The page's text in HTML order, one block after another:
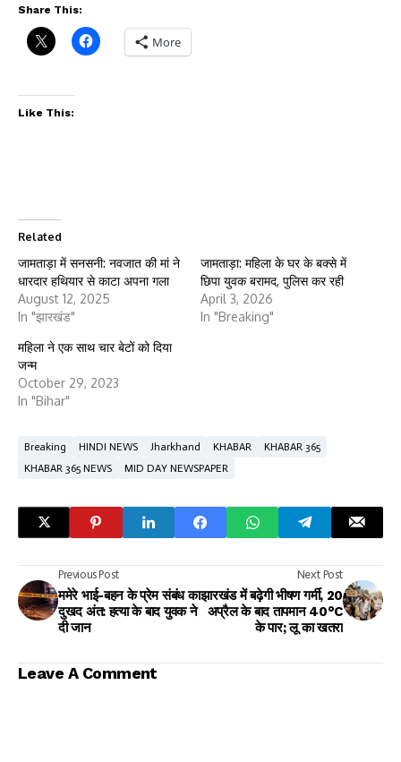
Share This:
More
Like This:
Related
जामताड़ा में सनसनी: नवजात की मां ने
धारदार हथियार से काटा अपना गला
August 12, 2025
In "झारखंड"
जामताड़ा: महिला के घर के बक्से में
छिपा युवक बरामद, पुलिस कर रही
April 3, 2026
In "Breaking"
महिला ने एक साथ चार बेटों को दिया
जन्म
October 29, 2023
In "Bihar"
Breaking HINDI NEWS Jharkhand KHABAR
KHABAR 365
KHABAR 365 NEWS
MID DAY NEWSPAPER
Previous Post
ममेरे भाई-बहन के प्रेम संबंध का
दुखद अंत: हत्या के बाद युवक ने
दी जान
Next Post
झारखंड में बढ़ेगी भीषण गर्मी, 20
अप्रैल के बाद तापमान 40°C
के पार; लू का खतरा
Leave A Comment